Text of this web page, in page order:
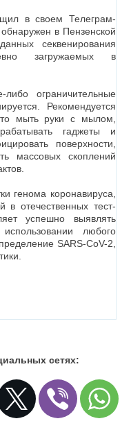
в своем Телеграм-
в Пензенской
секвенирования
загружаемых в
ограничительные
Рекомендуется
мыть руки с мылом,
гаджеты и
поверхности,
массовых скоплений
генома коронавируса,
в отечественных тест-
успешно выявлять
любого
SARS-CoV-2,
сетях: